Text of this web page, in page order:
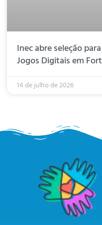
Inec abre seleção
Jogos Digitais em
14 de julho de 2026